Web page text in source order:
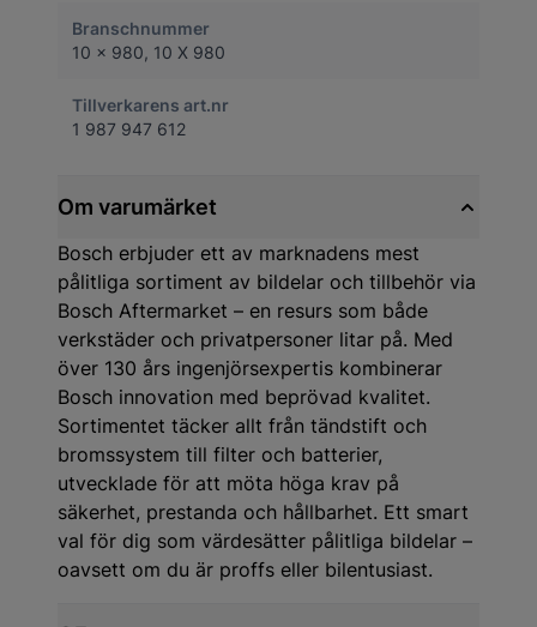
Branschnummer
10 x 980, 10 X 980
Tillverkarens art.nr
1 987 947 612
Om varumärket
Bosch erbjuder ett av marknadens mest
pålitliga sortiment av bildelar och tillbehör via
Bosch Aftermarket – en resurs som både
verkstäder och privatpersoner litar på. Med
över 130 års ingenjörsexpertis kombinerar
Bosch innovation med beprövad kvalitet.
Sortimentet täcker allt från tändstift och
bromssystem till filter och batterier,
utvecklade för att möta höga krav på
säkerhet, prestanda och hållbarhet. Ett smart
val för dig som värdesätter pålitliga bildelar –
oavsett om du är proffs eller bilentusiast.